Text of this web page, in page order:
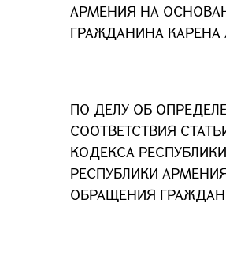
АРМЕНИЯ НА
ГРАЖДАНИНА
ПО ДЕЛУ ОБ
СООТВЕТСТВИЯ
КОДЕКСА
РЕСПУБЛИКИ
ОБРАЩЕНИЯ